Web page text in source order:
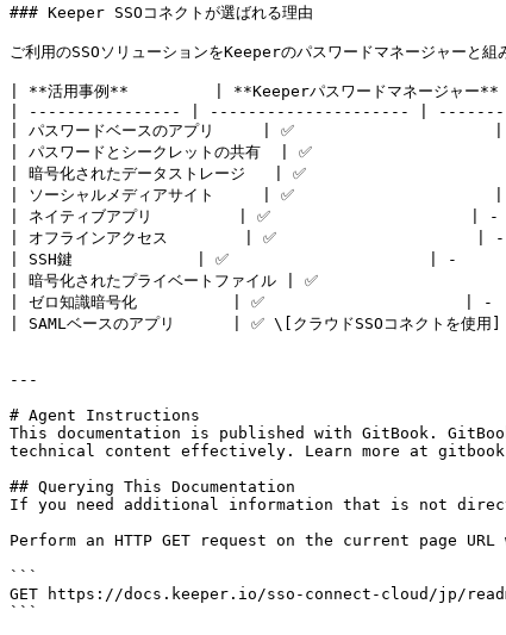
### Keeper SSOコネクトが選ばれる理由
ご利用のSSOソリューションをKeeperのパスワードマネージャーと
| **活用事例**         | **Keeperパスワードマネージャー**
| ---------------- | --------------------- |
| パスワードベースのアプリ     | ✅
| パスワードとシークレットの共有  | ✅
| 暗号化されたデータストレージ   | ✅
| ソーシャルメディアサイト     | ✅
| ネイティブアプリ         | ✅
| オフラインアクセス        | ✅
| SSH鍵             | ✅                     | -
| 暗号化されたプライベートファイル | ✅
| ゼロ知識暗号化          | ✅
| SAMLベースのアプリ      | ✅ \[クラウドSSOコネク
---
# Agent Instructions
This documentation is published with GitBook.
technical content effectively. Learn more at
## Querying This Documentation
If you need additional information that is not
Perform an HTTP GET request on the current page
```
GET https://docs.keeper.io/sso-connect-cloud/jp/
```